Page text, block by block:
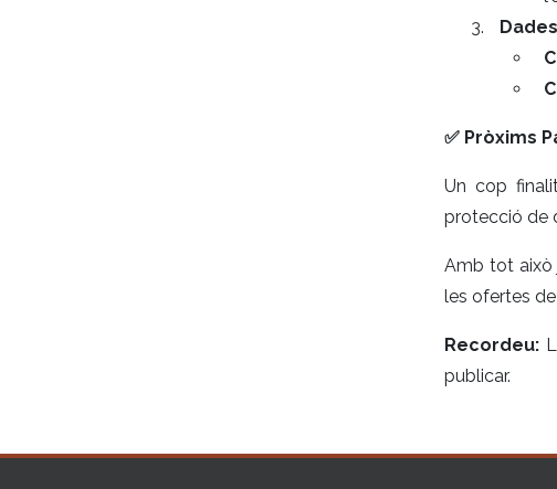
✅ Pròxims
Un cop
protecció de
Amb tot això
les ofertes
Recordeu:
publicar.